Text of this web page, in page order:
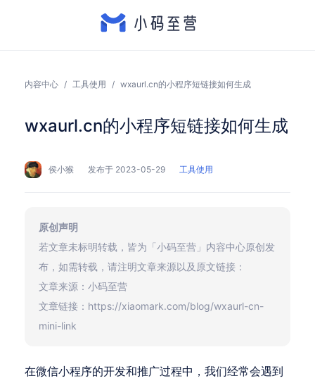
内容中心 / 工具使用 / wxaurl.cn的小程序短链接如何生成
wxaurl.cn的小程序短链接如何生成
侯小猴 发布于 2023-05-29 工具使用
原创声明
若文章未标明转载，皆为「小码至营」内容中心原创发
布，如需转载，请注明文章来源以及原文链接：
文章来源：小码至营
文章链接：https://xiaomark.com/blog/wxaurl-cn-
mini-link
在微信小程序的开发和推广过程中，我们经常会遇到